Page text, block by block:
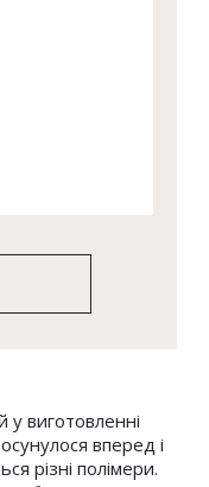
у виготовленні
вперед і
різні полімери.